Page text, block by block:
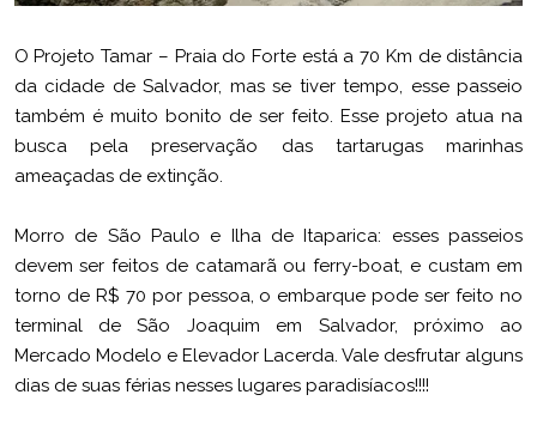
O Projeto Tamar – Praia do Forte está a 70 Km de distância
da cidade de Salvador, mas se tiver tempo, esse passeio
também é muito bonito de ser feito. Esse projeto atua na
busca pela preservação das tartarugas marinhas
ameaçadas de extinção.
Morro de São Paulo e Ilha de Itaparica: esses passeios
devem ser feitos de catamarã ou ferry-boat, e custam em
torno de R$ 70 por pessoa, o embarque pode ser feito no
terminal de São Joaquim em Salvador, próximo ao
Mercado Modelo e Elevador Lacerda. Vale desfrutar alguns
dias de suas férias nesses lugares paradisíacos!!!!